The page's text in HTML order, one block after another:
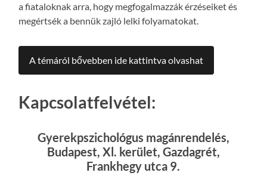
a fiataloknak arra, hogy megfogalmazzák érzéseiket és
megértsék a bennük zajló lelki folyamatokat.
A témáról bővebben ide kattintva olvashat
Kapcsolatfelvétel:
Gyerekpszichológus magánrendelés,
Budapest, Xl. kerület, Gazdagrét,
Frankhegy utca 9.